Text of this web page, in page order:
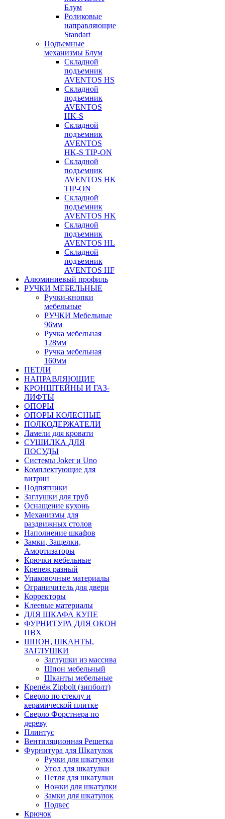
Блум
Роликовые
направляющие
Standart
Подъемные
механизмы Блум
Складной
подъемник
AVENTOS HS
Складной
подъемник
AVENTOS
HK-S
Складной
подъемник
AVENTOS
HK-S TIP-ON
Складной
подъемник
AVENTOS HK
TIP-ON
Складной
подъемник
AVENTOS HK
Складной
подъемник
AVENTOS HL
Складной
подъемник
AVENTOS HF
Алюминиевый профиль
РУЧКИ МЕБЕЛЬНЫЕ
Ручки-кнопки
мебельные
РУЧКИ Мебельные
96мм
Ручка мебельная
128мм
Ручка мебельная
160мм
ПЕТЛИ
НАПРАВЛЯЮЩИЕ
КРОНШТЕЙНЫ И ГАЗ-
ЛИФТЫ
ОПОРЫ
ОПОРЫ КОЛЕСНЫЕ
ПОЛКОДЕРЖАТЕЛИ
Ламели для кровати
СУШИЛКА ДЛЯ
ПОСУДЫ
Системы Joker и Uno
Комплектующие для
витрин
Подпятники
Заглушки для труб
Оснащение кухонь
Механизмы для
раздвижных столов
Наполнение шкафов
Замки, Защелки,
Амортизаторы
Крючки мебельные
Крепеж разный
Упаковочные материалы
Ограничитель для двери
Корректоры
Клеевые материалы
ДЛЯ ШКАФА КУПЕ
ФУРНИТУРА ДЛЯ ОКОН
ПВХ
ШПОН, ШКАНТЫ,
ЗАГЛУШКИ
Заглушки из массива
Шпон мебельный
Шканты мебельные
Крепёж Zipbolt (зипболт)
Сверло по стеклу и
керамической плитке
Сверло Форстнера по
дереву
Плинтус
Вентиляционная Решетка
Фурнитура для Шкатулок
Ручки для шкатулки
Угол для шкатулки
Петля для шкатулки
Ножки для шкатулки
Замки для шкатулок
Подвес
Крючок